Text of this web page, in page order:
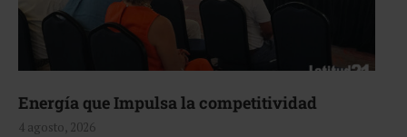
Energía que Impulsa la competitividad
4 agosto, 2026